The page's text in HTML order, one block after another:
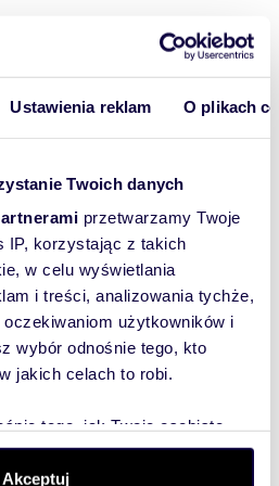
Ustawienia reklam O plikach
Twoich danych
przetwarzamy Twoje
IP, korzystając z takich
w celu wyświetlania
i treści, analizowania tychże,
użytkowników i
wybór odnośnie tego, kto
jakich celach to robi.
tego, jak Twoje osobiste
ustaw własne preferencje w
plików cookie możesz
Akceptuj
Wyślij
aby
oferty
się z
Tobą